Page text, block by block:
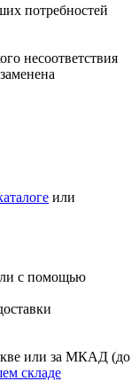
потребностей
несоответствия
или
с помощью
или за МКАД (до
складе